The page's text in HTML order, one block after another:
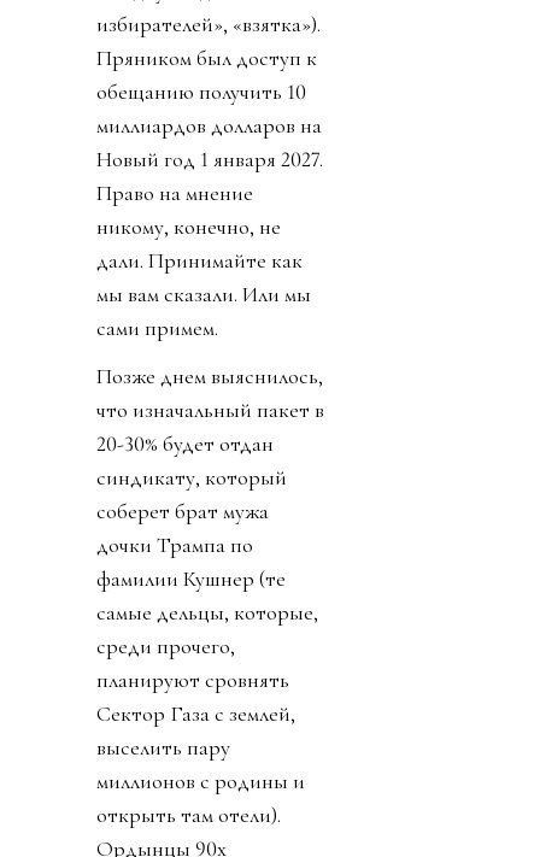
избирателей», «взятка»).
Пряником был доступ к
обещанию получить 10
миллиардов долларов на
Новый год 1 января 2027.
Право на мнение
никому, конечно, не
дали. Принимайте как
мы вам сказали. Или мы
сами примем.
Позже днем выяснилось,
что изначальный пакет в
20-30% будет отдан
синдикату, который
соберет брат мужа
дочки Трампа по
фамилии Кушнер (те
самые дельцы, которые,
среди прочего,
планируют сровнять
Сектор Газа с землей,
выселить пару
миллионов с родины и
открыть там отели).
Ордынцы 90х